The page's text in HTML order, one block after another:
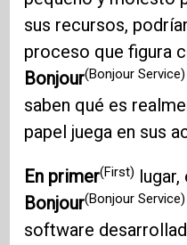
sus recursos,
proceso que figura
Bonjour(Bonjour Service)
saben qué es
papel juega en sus
En primer(First) lugar,
Bonjour(Bonjour Service)
software